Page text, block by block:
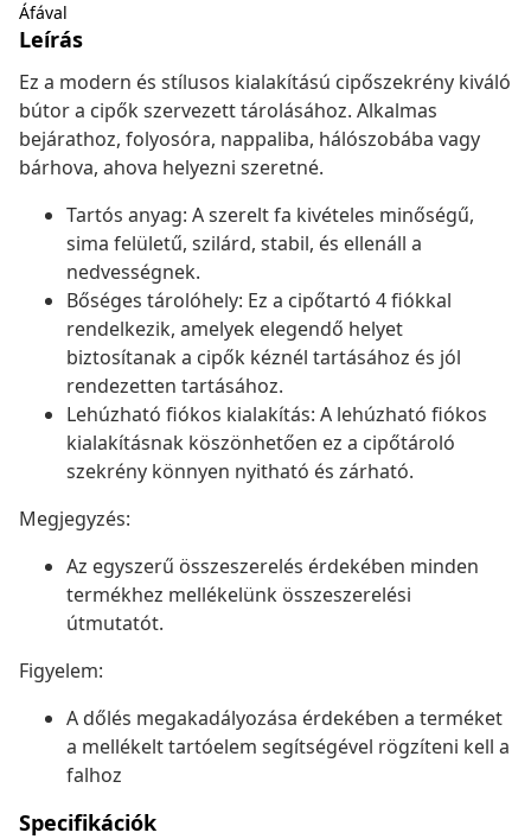
Áfával
Leírás
Ez a modern és stílusos kialakítású cipőszekrény kiváló
bútor a cipők szervezett tárolásához. Alkalmas
bejárathoz, folyosóra, nappaliba, hálószobába vagy
bárhova, ahova helyezni szeretné.
Tartós anyag: A szerelt fa kivételes minőségű,
sima felületű, szilárd, stabil, és ellenáll a
nedvességnek.
Bőséges tárolóhely: Ez a cipőtartó 4 fiókkal
rendelkezik, amelyek elegendő helyet
biztosítanak a cipők kéznél tartásához és jól
rendezetten tartásához.
Lehúzható fiókos kialakítás: A lehúzható fiókos
kialakításnak köszönhetően ez a cipőtároló
szekrény könnyen nyitható és zárható.
Megjegyzés:
Az egyszerű összeszerelés érdekében minden
termékhez mellékelünk összeszerelési
útmutatót.
Figyelem:
A dőlés megakadályozása érdekében a terméket
a mellékelt tartóelem segítségével rögzíteni kell a
falhoz
Specifikációk